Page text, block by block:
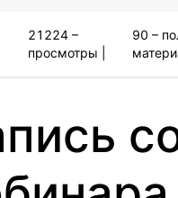
21224 –
просмотры |
90 –